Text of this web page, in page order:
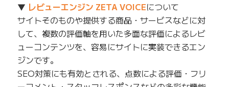
▼ レビューエンジン ZETA VOICEについて
サイトそのものや提供する商品・サービスなどに対
して、複数の評価軸を用いた多面な評価によるレビ
ューコンテンツを、容易にサイトに実装できるエン
ジンです。
SEO対策にも有効とされる、点数による評価・フリ